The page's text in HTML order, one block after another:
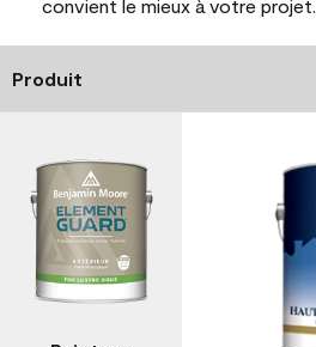
convient le mieux à votre projet.
Produit